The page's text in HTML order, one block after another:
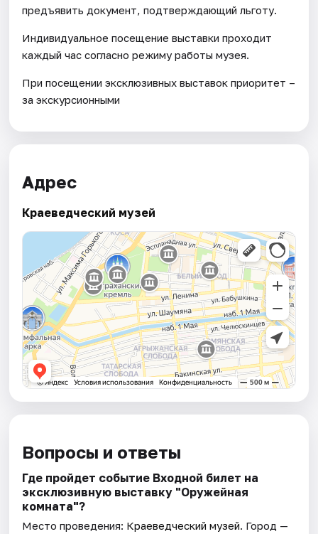
предъявить документ, подтверждающий льготу.
Индивидуальное посещение выставки проходит
каждый час согласно режиму работы музея.
При посещении эксклюзивных выставок приоритет –
за экскурсионными
Адрес
Краеведческий музей
Вопросы и ответы
Где пройдет событие Входной билет на
эксклюзивную выставку "Оружейная
комната"?
Место проведения: Краеведческий музей. Город —